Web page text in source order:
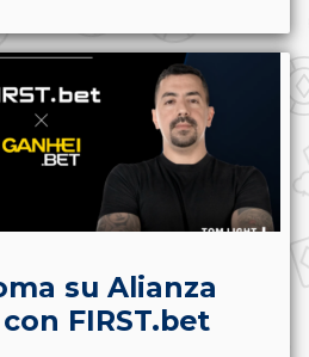
su Alianza
FIRST.bet